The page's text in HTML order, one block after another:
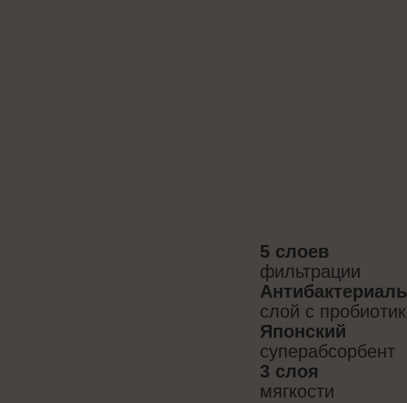
5 слоев
фильтрации
слой с
Японский
суперабсорбент
3 слоя
мягкости